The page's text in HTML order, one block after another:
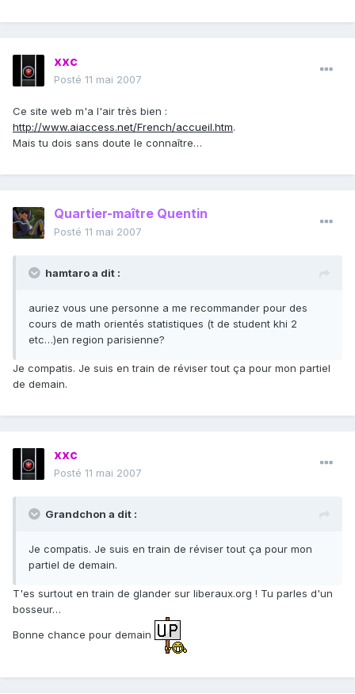
xxc
Posté 11 mai 2007
Ce site web m'a l'air très bien :
http://www.aiaccess.net/French/accueil.htm.
Mais tu dois sans doute le connaître…
Quartier-maître Quentin
Posté 11 mai 2007
hamtaro a dit :
auriez vous une personne a me recommander pour des
cours de math orientés statistiques (t de student khi 2
etc…)en region parisienne?
Je compatis. Je suis en train de réviser tout ça pour mon partiel
de demain.
xxc
Posté 11 mai 2007
Grandchon a dit :
Je compatis. Je suis en train de réviser tout ça pour mon
partiel de demain.
T'es surtout en train de glander sur liberaux.org ! Tu parles d'un
bosseur…
Bonne chance pour demain